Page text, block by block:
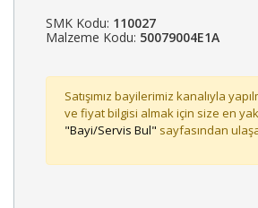
SMK Kodu: 110027
Malzeme Kodu: 50079004E1A
Satışımız bayilerimiz kanalıyla
ve fiyat bilgisi almak için size en
"Bayi/Servis Bul" sayfasından